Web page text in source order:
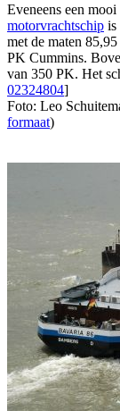
Eveneens een
motorvrachtschip is
met de maten
PK Cummins.
van 350 PK. Het
02324804]
Foto: Leo
formaat)